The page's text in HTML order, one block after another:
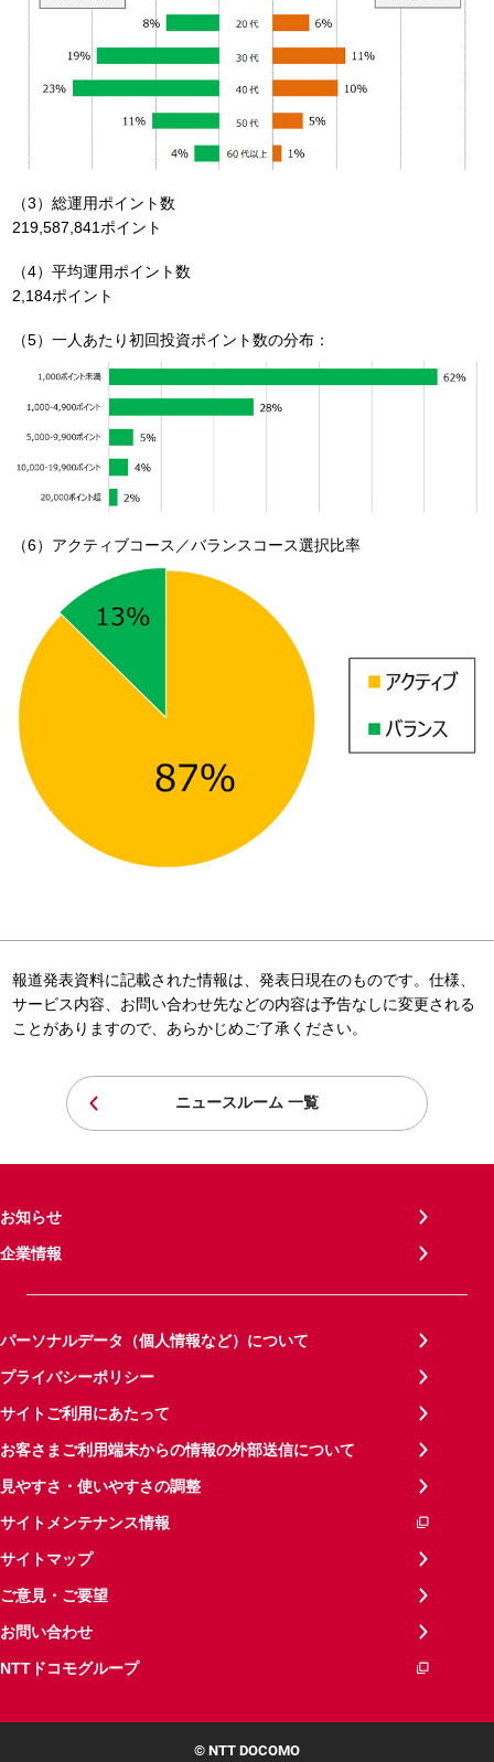
（3）総運用ポイント数
219,587,841ポイント
（4）平均運用ポイント数
2,184ポイント
（5）一人あたり初回投資ポイント数の分布：
（6）アクティブコース／バランスコース選択比率
報道発表資料に記載された情報は、発表日現在のものです。仕様、
サービス内容、お問い合わせ先などの内容は予告なしに変更される
ことがありますので、あらかじめご了承ください。
ニュースルーム 一覧
お知らせ
企業情報
パーソナルデータ（個人情報など）について
プライバシーポリシー
サイトご利用にあたって
お客さまご利用端末からの情報の外部送信について
見やすさ・使いやすさの調整
サイトメンテナンス情報
サイトマップ
ご意見・ご要望
お問い合わせ
NTTドコモグループ
© NTT DOCOMO